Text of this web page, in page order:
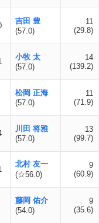
吉田 豊
(57.0)
11
(29.8)
小牧 太
(57.0)
14
(139.2)
松岡 正海
(57.0)
11
(71.9)
川田 将雅
(57.0)
13
(99.7)
北村 友一
(☆56.0)
9
(60.9)
藤岡 佑介
(54.0)
9
(35.6)